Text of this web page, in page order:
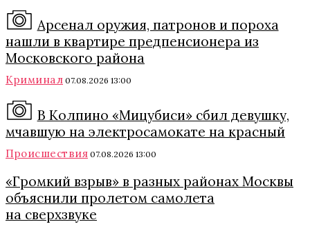
Арсенал оружия, патронов и пороха
нашли в квартире предпенсионера из
Московского района
Криминал 07.08.2026 13:00
В Колпино «Мицубиси» сбил девушку,
мчавшую на электросамокате на красный
Происшествия 07.08.2026 13:00
«Громкий взрыв» в разных районах Москвы
объяснили пролетом самолета
на сверхзвуке